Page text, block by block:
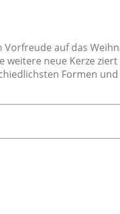
auf das
neue Kerze
Formen